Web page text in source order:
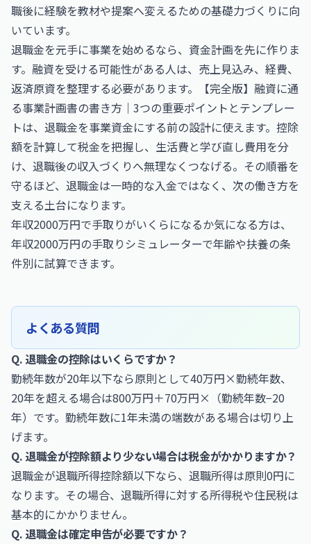
職後に経験を教材や提案へ変えるための基礎力づくりに向
いています。
退職金を元手に事業を始めるなら、資金計画を先に作りま
す。融資を受ける可能性がある人は、売上見込み、経費、
返済原資を整理する必要があります。
【完全版】融資に通
る事業計画書の書き方｜3つの重要ポイントとテンプレー
トは、退職金を事業資金にする前の設計に使えます。控除
額を計算して税金を把握し、生活費と学び直し費用を分
け、退職後の収入づくりへ無理なくつなげる。その順番を
守るほど、退職金は一時的な入金ではなく、次の働き方を
支える土台になります。
年収2000万円で手取りがいくらになるか気になる方は、
年収2000万円の手取りシミュレーターで年齢や扶養の条
件別に試算できます。
よくある質問
Q. 退職金の控除はいくらですか？
勤続年数が20年以下なら原則として40万円×勤続年数、
20年を超える場合は800万円＋70万円×（勤続年数−20
年）です。勤続年数に1年未満の端数がある場合は切り上
げます。
Q. 退職金が控除額より少ない場合は税金がかかりますか？
退職金が退職所得控除額以下なら、退職所得は原則0円に
なります。その場合、退職所得に対する所得税や住民税は
基本的にかかりません。
Q. 退職金は確定申告が必要ですか？